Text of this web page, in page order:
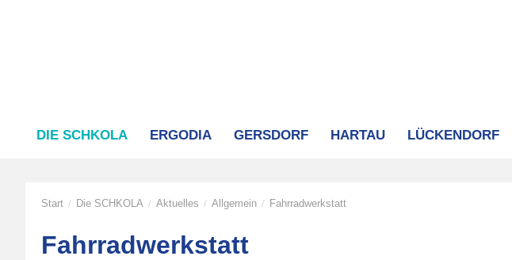
DIE SCHKOLA ERGODIA GERSDORF HARTAU LÜCKENDORF
Start / Die SCHKOLA / Aktuelles / Allgemein / Fahrradwerkstatt
Fahrradwerkstatt